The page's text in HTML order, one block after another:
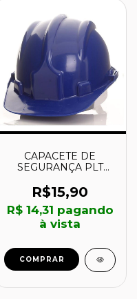
CAPACETE DE
SEGURANÇA PLT
AZUL ESCURO -
70000465 -
PLASTCOR
R$15,90
R$ 14,31 pagando
à vista
COMPRAR